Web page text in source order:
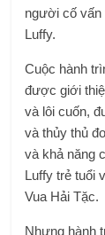
người cố vấn
Luffy.
Cuộc hành
được giới
và lôi cuốn,
và thủy thủ
và khả năng
Luffy trẻ tuổi
Vua Hải Tặc.
Nhưng hành